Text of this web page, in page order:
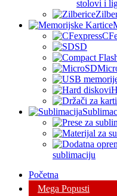
stolovi i
SD
sublimaciju
Početna
Mega Popusti